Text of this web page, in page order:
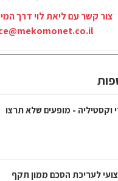
צור קשר עם ליאת לוי דרך
וקסטיליה - מופעים שלא תרצו
לעריכת הסכם ממון תקף